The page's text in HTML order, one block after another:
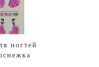
ногтей